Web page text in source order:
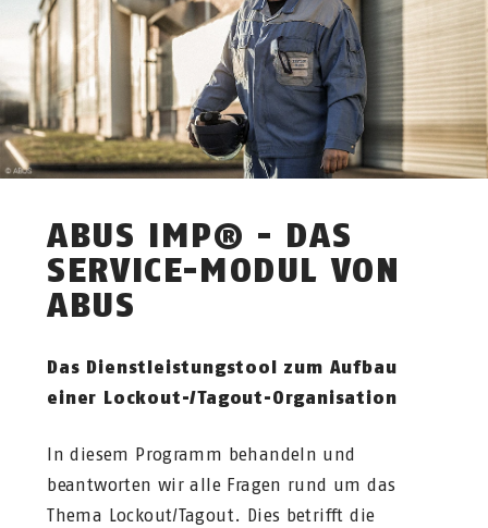
ABUS IMP® - DAS
SERVICE-MODUL VON
ABUS
Das Dienstleistungstool zum Aufbau
einer Lockout-/Tagout-Organisation
In diesem Programm behandeln und
beantworten wir alle Fragen rund um das
Thema Lockout/Tagout. Dies betrifft die